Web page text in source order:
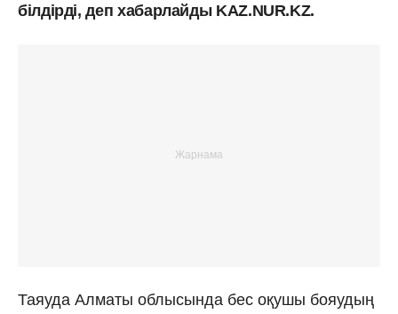
білдірді, деп хабарлайды KAZ.NUR.KZ.
Таяуда Алматы облысында бес оқушы бояудың